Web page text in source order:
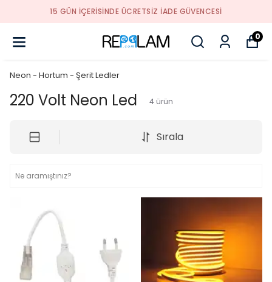
15 GÜN İÇERİSİNDE ÜCRETSİZ İADE GÜVENCESİ
0
Neon - Hortum - Şerit Ledler
220 Volt Neon Led 4 ürün
Sırala